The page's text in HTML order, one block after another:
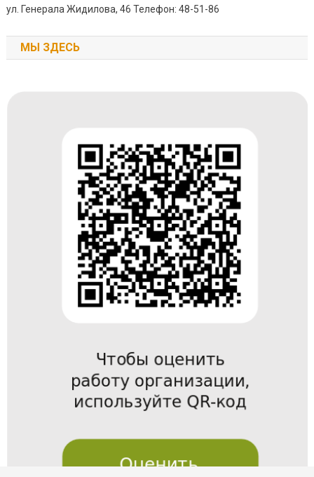
ул. Генерала Жидилова, 46 Телефон: 48-51-86
МЫ ЗДЕСЬ